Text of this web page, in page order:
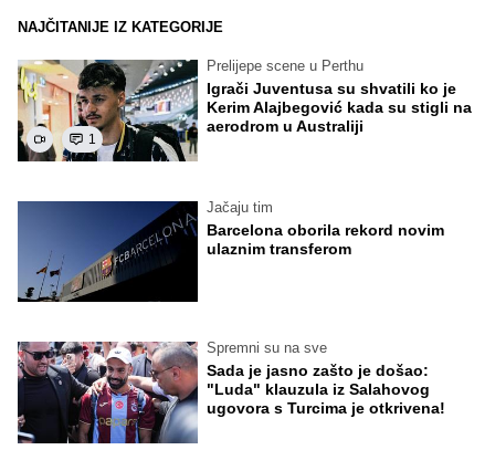
NAJČITANIJE IZ KATEGORIJE
1
Prelijepe scene u Perthu
Igrači Juventusa su shvatili ko je
Kerim Alajbegović kada su stigli na
aerodrom u Australiji
Jačaju tim
Barcelona oborila rekord novim
ulaznim transferom
Spremni su na sve
Sada je jasno zašto je došao:
"Luda" klauzula iz Salahovog
ugovora s Turcima je otkrivena!